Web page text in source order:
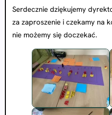
Serdecznie dziękujemy
za zaproszenie i czekamy na
nie możemy się doczekać.